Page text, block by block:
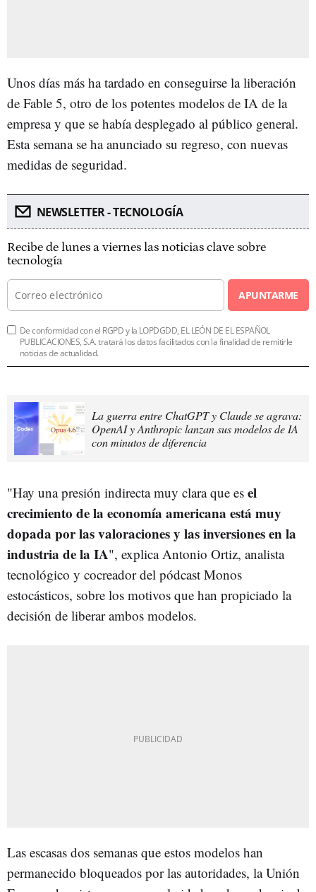
Unos días más ha tardado en conseguirse la liberación
de Fable 5, otro de los potentes modelos de IA de la
empresa y que se había desplegado al público general.
Esta semana se ha anunciado su regreso, con nuevas
medidas de seguridad.
NEWSLETTER - TECNOLOGÍA
Recibe de lunes a viernes las noticias clave sobre
tecnología
APUNTARME
De conformidad con el RGPD y la LOPDGDD, EL LEÓN DE EL ESPAÑOL
PUBLICACIONES, S.A. tratará los datos facilitados con la finalidad de remitirle
noticias de actualidad.
La guerra entre ChatGPT y Claude se agrava:
OpenAI y Anthropic lanzan sus modelos de IA
con minutos de diferencia
"Hay una presión indirecta muy clara que es el
crecimiento de la economía americana está muy
dopada por las valoraciones y las inversiones en la
industria de la IA", explica Antonio Ortiz, analista
tecnológico y cocreador del pódcast Monos
estocásticos, sobre los motivos que han propiciado la
decisión de liberar ambos modelos.
Las escasas dos semanas que estos modelos han
permanecido bloqueados por las autoridades, la Unión